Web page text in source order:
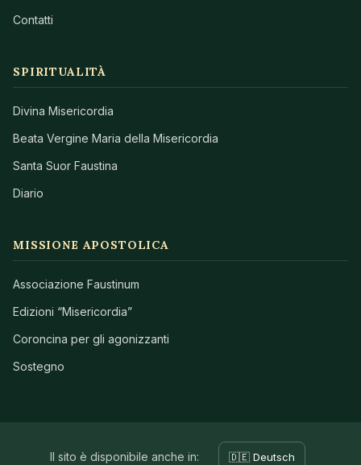
Contatti
SPIRITUALITÀ
Divina Misericordia
Beata Vergine Maria della Misericordia
Santa Suor Faustina
Diario
MISSIONE APOSTOLICA
Associazione Faustinum
Edizioni “Misericordia”
Coroncina per gli agonizzanti
Sostegno
Il sito è disponibile anche in: 🇩🇪 Deutsch